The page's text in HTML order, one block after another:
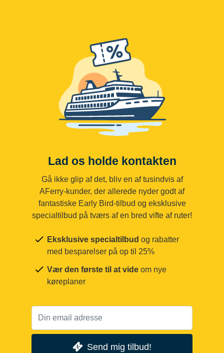
Lad os holde kontakten
Gå ikke glip af det, bliv en af tusindvis af
AFerry-kunder, der allerede nyder godt af
fantastiske Early Bird-tilbud og eksklusive
specialtilbud på tværs af en bred vifte af ruter!
Eksklusive specialtilbud og rabatter
med besparelser på op til 25%
Vær den første til at vide om nye
køreplaner
Send mig tilbud!